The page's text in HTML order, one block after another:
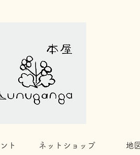
ト ネットショップ 地